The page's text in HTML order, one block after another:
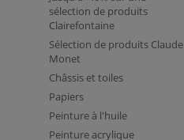
sélection de produits
Clairefontaine
Sélection de produits Claude
Monet
Châssis et toiles
Papiers
Peinture à l'huile
Peinture acrylique